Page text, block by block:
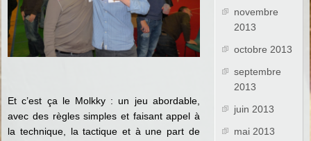
Et c’est ça le Molkky : un jeu abordable,
avec des règles simples et faisant appel à
la technique, la tactique et à une part de
novembre
2013
octobre 2013
septembre
2013
juin 2013
mai 2013